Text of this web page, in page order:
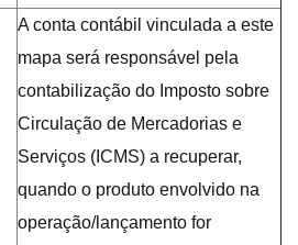
A conta contábil vinculada a este
mapa será responsável pela
contabilização do Imposto sobre
Circulação de Mercadorias e
Serviços (ICMS) a recuperar,
quando o produto envolvido na
operação/lançamento for